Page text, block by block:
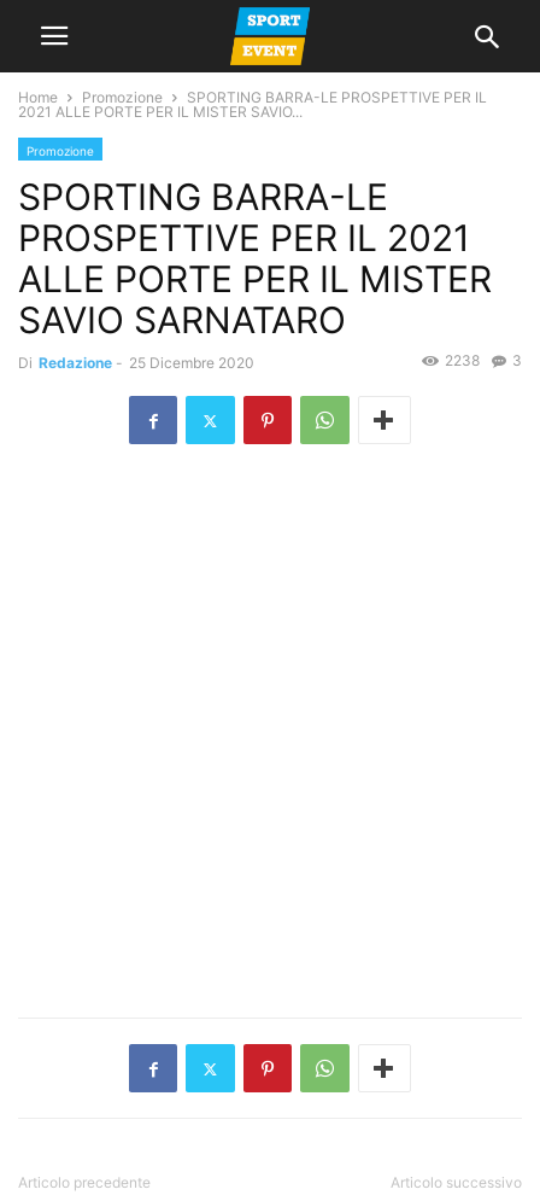
Home Promozione
SPORTING BARRA-LE PROSPETTIVE PER IL
2021 ALLE PORTE PER IL MISTER SAVIO...
Promozione
SPORTING BARRA-LE
PROSPETTIVE PER IL 2021
ALLE PORTE PER IL MISTER
SAVIO SARNATARO
Di Redazione - 25 Dicembre 2020 3
2238
Articolo precedente Articolo successivo